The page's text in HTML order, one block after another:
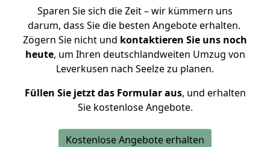
Sparen Sie sich die Zeit – wir kümmern uns
darum, dass Sie die besten Angebote erhalten.
Zögern Sie nicht und kontaktieren Sie uns noch
heute, um Ihren deutschlandweiten Umzug von
Leverkusen nach Seelze zu planen.
Füllen Sie jetzt das Formular aus, und erhalten
Sie kostenlose Angebote.
Kostenlose Angebote erhalten